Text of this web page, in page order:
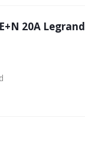
20А Legrand